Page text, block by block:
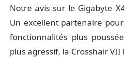
Notre avis sur le Gigabyte
Un excellent partenaire
fonctionnalités plus
plus agressif, la Crosshair